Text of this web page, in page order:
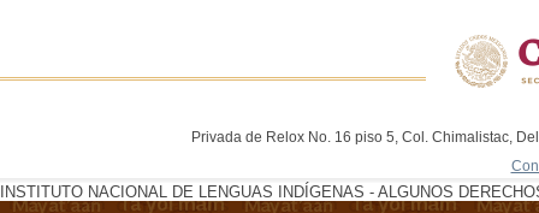
Privada de Relox No. 16 piso 5, Col. Chimalistac,
INSTITUTO NACIONAL DE LENGUAS INDÍGENAS - ALGUNOS